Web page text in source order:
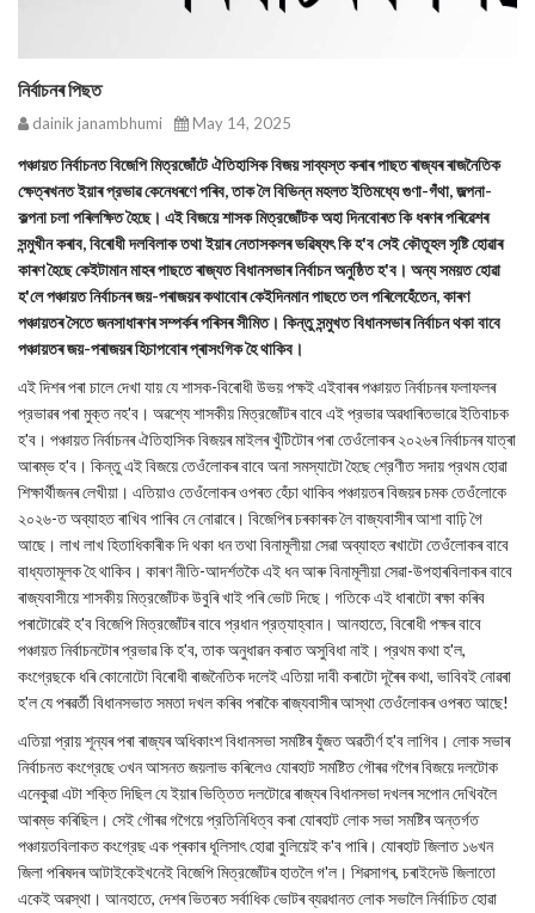
নিৰ্বাচনৰ পিছত
dainik janambhumi May 14, 2025
পঞ্চায়ত নির্বাচনত বিজেপি মিত্রজোঁটে ঐতিহাসিক বিজয় সাব্যস্ত কৰাৰ পাছত ৰাজ্যৰ ৰাজনৈতিক
ক্ষেত্ৰখনত ইয়াৰ প্রভাৱ কেনেধৰণে পৰিব, তাক লৈ বিভিন্ন মহলত ইতিমধ্যে গুণা-গঁথা, জল্পনা-
কল্পনা চলা পৰিলক্ষিত হৈছে। এই বিজয়ে শাসক মিত্রজোঁটক অহা দিনবোৰত কি ধৰণৰ পৰিৱেশৰ
সন্মুখীন কৰাব, বিৰোধী দলবিলাক তথা ইয়াৰ নেতাসকলৰ ভৱিষ্যৎ কি হ'ব সেই কৌতূহল সৃষ্টি হোৱাৰ
কাৰণ হৈছে কেইটামান মাহৰ পাছতে ৰাজ্যত বিধানসভাৰ নির্বাচন অনুষ্ঠিত হ'ব। অন্য সময়ত হোৱা
হ'লে পঞ্চায়ত নিৰ্বাচনৰ জয়-পৰাজয়ৰ কথাবোৰ কেইদিনমান পাছতে তল পৰিলেহেঁতেন, কাৰণ
পঞ্চায়তৰ সৈতে জনসাধাৰণৰ সম্পৰ্কৰ পৰিসৰ সীমিত। কিন্তু সন্মুখত বিধানসভাৰ নির্বাচন থকা বাবে
পঞ্চায়তৰ জয়-পৰাজয়ৰ হিচাপবোৰ প্ৰাসংগিক হৈ থাকিব।
এই দিশৰ পৰা চালে দেখা যায় যে শাসক-বিৰোধী উভয় পক্ষই এইবাৰৰ পঞ্চায়ত নিৰ্বাচনৰ ফলাফলৰ
প্রভাৱৰ পৰা মুক্ত নহ'ব। অৱশ্যে শাসকীয় মিত্রজোঁটৰ বাবে এই প্রভাৱ অৱধাৰিতভাৱে ইতিবাচক
হ'ব। পঞ্চায়ত নির্বাচনৰ ঐতিহাসিক বিজয়ৰ মাইলৰ খুঁটিটোৰ পৰা তেওঁলোকৰ ২০২৬ৰ নিৰ্বাচনৰ যাত্ৰা
আৰম্ভ হ'ব। কিন্তু এই বিজয়ে তেওঁলোকৰ বাবে অনা সমস্যাটো হৈছে শ্রেণীত সদায় প্রথম হোৱা
শিক্ষার্থীজনৰ লেখীয়া। এতিয়াও তেওঁলোকৰ ওপৰত হেঁচা থাকিব পঞ্চায়তৰ বিজয়ৰ চমক তেওঁলোকে
২০২৬-ত অব্যাহত ৰাখিব পাৰিব নে নোৱাৰে। বিজেপিৰ চৰকাৰক লৈ বাজ্যবাসীৰ আশা বাঢ়ি গৈ
আছে। লাখ লাখ হিতাধিকাৰীক দি থকা ধন তথা বিনামূলীয়া সেৱা অব্যাহত ৰখাটো তেওঁলোকৰ বাবে
বাধ্যতামূলক হৈ থাকিব। কাৰণ নীতি-আদর্শতকৈ এই ধন আৰু বিনামূলীয়া সেৱা-উপহাৰবিলাকৰ বাবে
ৰাজ্যবাসীয়ে শাসকীয় মিত্রজোঁটক উবুৰি খাই পৰি ভোট দিছে। গতিকে এই ধাৰাটো ৰক্ষা কৰিব
পৰাটোৱেই হ'ব বিজেপি মিত্রজোঁটৰ বাবে প্রধান প্রত্যাহ্বান। আনহাতে, বিৰোধী পক্ষৰ বাবে
পঞ্চায়ত নির্বাচনটোৰ প্রভাৱ কি হ'ব, তাক অনুধাৱন কৰাত অসুবিধা নাই। প্রথম কথা হ'ল,
কংগ্রেছকে ধৰি কোনোটো বিৰোধী ৰাজনৈতিক দলেই এতিয়া দাবী কৰাটো দূৰৈৰ কথা, ভাবিবই নোৱৰা
হ'ল যে পৰৱৰ্তী বিধানসভাত সমতা দখল কৰিব পৰাকৈ ৰাজ্যবাসীৰ আস্থা তেওঁলোকৰ ওপৰত আছে!
এতিয়া প্রায় শূন্যৰ পৰা ৰাজ্যৰ অধিকাংশ বিধানসভা সমষ্টিৰ যুঁজত অৱতীর্ণ হ'ব লাগিব। লোক সভাৰ
নির্বাচনত কংগ্রেছে ৩খন আসনত জয়লাভ কৰিলেও যোৰহাট সমষ্টিত গৌৰৱ গগৈৰ বিজয়ে দলটোক
এনেকুৱা এটা শক্তি দিছিল যে ইয়াৰ ভিত্তিত দলটোৱে ৰাজ্যৰ বিধানসভা দখলৰ সপোন দেখিবলৈ
আৰম্ভ কৰিছিল। সেই গৌৰৱ গগৈয়ে প্রতিনিধিত্ব কৰা যোৰহাট লোক সভা সমষ্টিৰ অন্তর্গত
পঞ্চায়তবিলাকত কংগ্রেছ এক প্ৰকাৰ ধূলিসাৎ হোৱা বুলিয়েই ক'ব পাৰি। যোৰহাট জিলাত ১৬খন
জিলা পৰিষদৰ আটাইকেইখনেই বিজেপি মিত্রজোঁটৰ হাতলৈ গ'ল। শিৱসাগৰ, চৰাইদেউ জিলাতো
একেই অৱস্থা। আনহাতে, দেশৰ ভিতৰত সৰ্বাধিক ভোটৰ ব্যৱধানত লোক সভালৈ নির্বাচিত হোৱা